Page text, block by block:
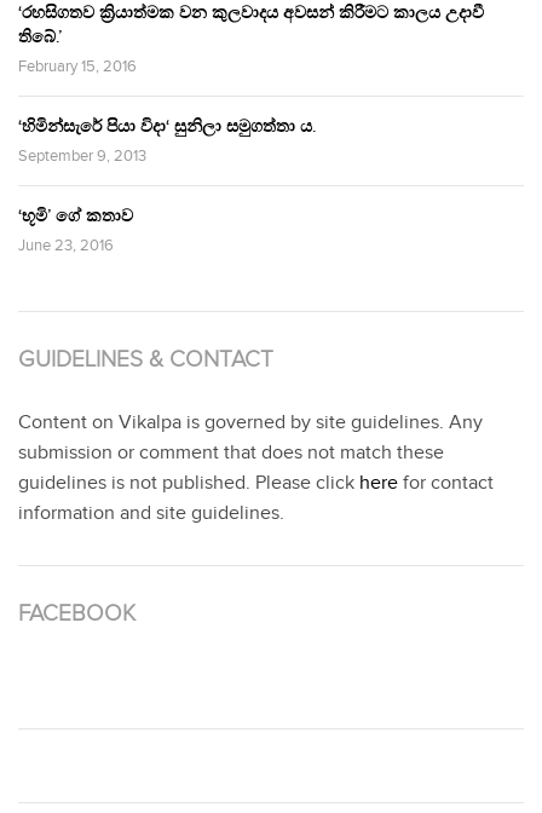
‘රහසිගතව ක්‍රියාත්මක වන කුලවාදය අවසන් කිරීමට කාලය උදාවී
තිබේ.’
February 15, 2016
‘හිමින්සැරේ පියා විදා‘ සුනිලා සමුගත්තා ය.
September 9, 2013
‘භූමි’ ගේ කතාව
June 23, 2016
GUIDELINES & CONTACT
Content on Vikalpa is governed by site guidelines. Any
submission or comment that does not match these
guidelines is not published. Please click here for contact
information and site guidelines.
FACEBOOK